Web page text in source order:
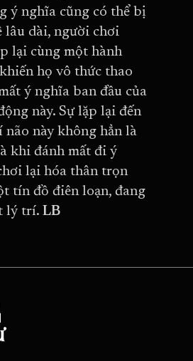
ý nghĩa cũng có thể bị
lâu dài, người chơi
lại cùng một hành
họ vô thức thao
ý nghĩa ban đầu của
này. Sự lặp lại đến
này không hẳn là
khi đánh mất đi ý
lại hóa thân trọn
tín đồ điên loạn, đang
lý trí. LB